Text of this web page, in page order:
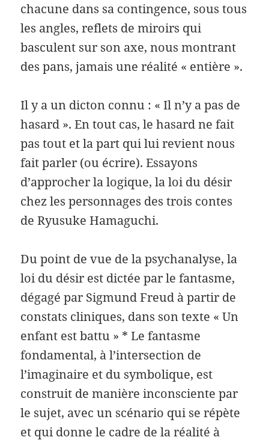
chacune dans sa contingence, sous tous
les angles, reflets de miroirs qui
basculent sur son axe, nous montrant
des pans, jamais une réalité « entière ».
Il y a un dicton connu : « Il n’y a pas de
hasard ». En tout cas, le hasard ne fait
pas tout et la part qui lui revient nous
fait parler (ou écrire). Essayons
d’approcher la logique, la loi du désir
chez les personnages des trois contes
de Ryusuke Hamaguchi.
Du point de vue de la psychanalyse, la
loi du désir est dictée par le fantasme,
dégagé par Sigmund Freud à partir de
constats cliniques, dans son texte « Un
enfant est battu » * Le fantasme
fondamental, à l’intersection de
l’imaginaire et du symbolique, est
construit de manière inconsciente par
le sujet, avec un scénario qui se répète
et qui donne le cadre de la réalité à